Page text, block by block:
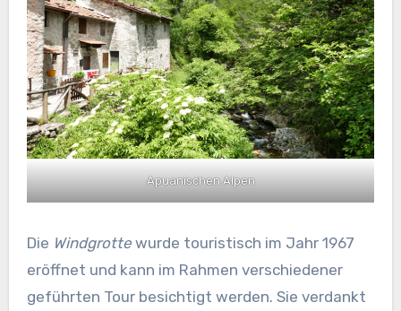
Apuanischen Alpen
Die Windgrottewurde touristisch im Jahr 1967
eröffnet und kann im Rahmen verschiedener
geführten Tour besichtigt werden. Sie verdankt